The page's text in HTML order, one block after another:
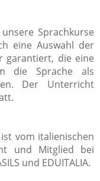
Sprachkurse
eine Auswahl der
garantiert, die eine
die Sprache als
Der Unterricht
vom italienischen
und Mitglied bei
und EDUITALIA.